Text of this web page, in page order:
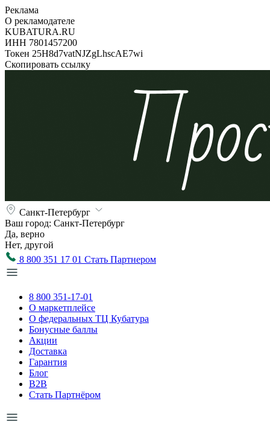
Реклама
О рекламодателе
KUBATURA.RU
ИНН 7801457200
Токен 25H8d7vatNJZgLhscAE7wi
Скопировать ссылку
Санкт-Петербург
Ваш город: Санкт-Петербург
Да, верно
Нет, другой
8 800 351 17 01 Стать Партнером
8 800 351-17-01
О маркетплейсе
О федеральных ТЦ Кубатура
Бонусные баллы
Акции
Доставка
Гарантия
Блог
B2B
Стать Партнёром